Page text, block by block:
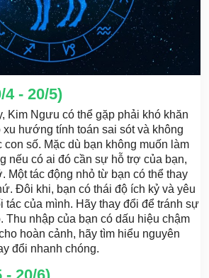
- 20/5)
Kim Ngưu có thể gặp phải khó khăn
xu hướng tính toán sai sót và không
con số. Mặc dù bạn không muốn làm
nếu có ai đó cần sự hỗ trợ của bạn,
Một tác động nhỏ từ bạn có thể thay
Đôi khi, bạn có thái độ ích kỷ và yêu
tác của mình. Hãy thay đổi để tránh sự
Thu nhập của bạn có dấu hiệu chậm
hoàn cảnh, hãy tìm hiểu nguyên
đổi nhanh chóng.